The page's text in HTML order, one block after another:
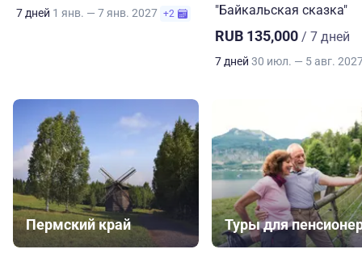
7 дней 1 янв. — 7 янв. 2027 +2
"Байкальская сказка"
RUB 135,000 / 7 дней
7 дней 30 июл. — 5 авг.
Пермский край Туры для